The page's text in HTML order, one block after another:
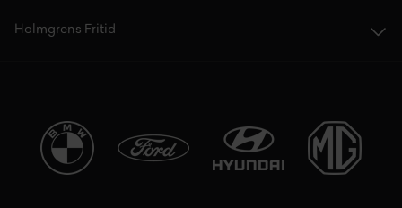
Holmgrens Fritid